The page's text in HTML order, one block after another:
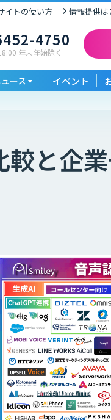
イトの使い方 情報提供は
4750
年末年始除く
ース イベント
較と企